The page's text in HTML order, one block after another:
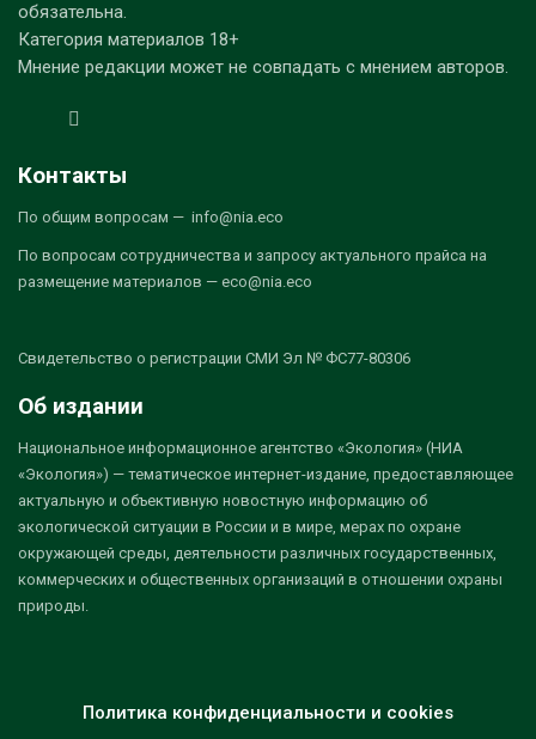
обязательна.
Категория материалов 18+
Мнение редакции может не совпадать с мнением авторов.
Контакты
По общим вопросам — info@nia.eco
По вопросам сотрудничества и запросу актуального прайса на
размещение материалов — eco@nia.eco
Свидетельство о регистрации СМИ Эл № ФС77-80306
Об издании
Национальное информационное агентство «Экология» (НИА
«Экология») — тематическое интернет-издание, предоставляющее
актуальную и объективную новостную информацию об
экологической ситуации в России и в мире, мерах по охране
окружающей среды, деятельности различных государственных,
коммерческих и общественных организаций в отношении охраны
природы.
Политика конфиденциальности и cookies